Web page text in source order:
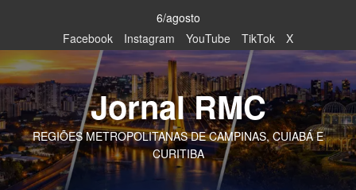
content
6/agosto
Facebook
Instagram YouTube TikTok X
Jornal RMC
REGIÕES METROPOLITANAS DE CAMPINAS, CUIABÁ E
CURITIBA